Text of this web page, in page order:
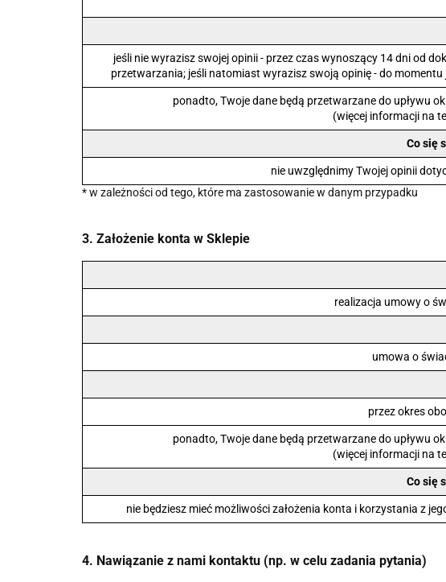
jeśli nie wyrazisz swojej opinii - przez czas wynoszący 14 dni od
przetwarzania; jeśli natomiast wyrazisz swoją opinię - do
ponadto, Twoje dane będą przetwarzane do upływu
(więcej informacji na
Co się
nie uwzględnimy Twojej opinii
* w zależności od tego, które ma zastosowanie w danym przypadku
3. Założenie konta w Sklepie
realizacja umowy o
umowa o
przez okres
ponadto, Twoje dane będą przetwarzane do upływu
(więcej informacji na
Co się
nie będziesz mieć możliwości założenia konta i korzystania z
4. Nawiązanie z nami kontaktu (np. w celu zadania pytania)